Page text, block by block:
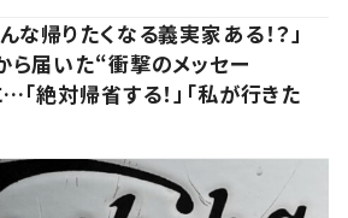
な帰りたくなる義実家ある！？」
ら届いた“衝撃のメッセー
「絶対帰省する！」「私が行きた